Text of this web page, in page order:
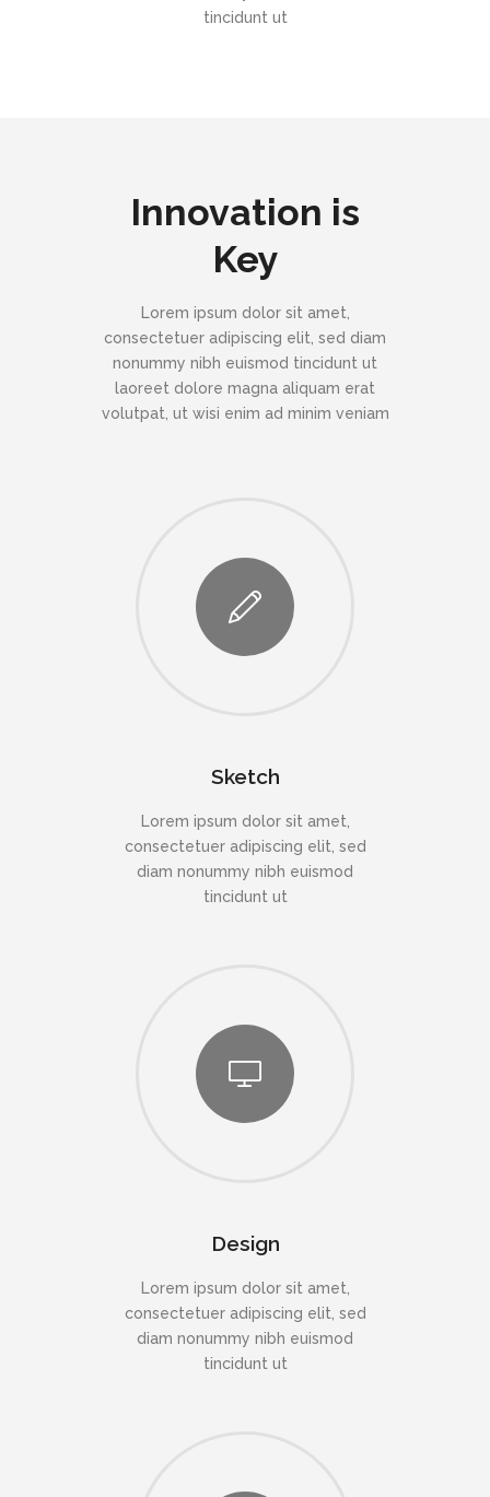
tincidunt ut
Innovation is
Key
Lorem ipsum dolor sit amet,
consectetuer adipiscing elit, sed diam
nonummy nibh euismod tincidunt ut
laoreet dolore magna aliquam erat
volutpat, ut wisi enim ad minim veniam
Sketch
Lorem ipsum dolor sit amet,
consectetuer adipiscing elit, sed
diam nonummy nibh euismod
tincidunt ut
Design
Lorem ipsum dolor sit amet,
consectetuer adipiscing elit, sed
diam nonummy nibh euismod
tincidunt ut